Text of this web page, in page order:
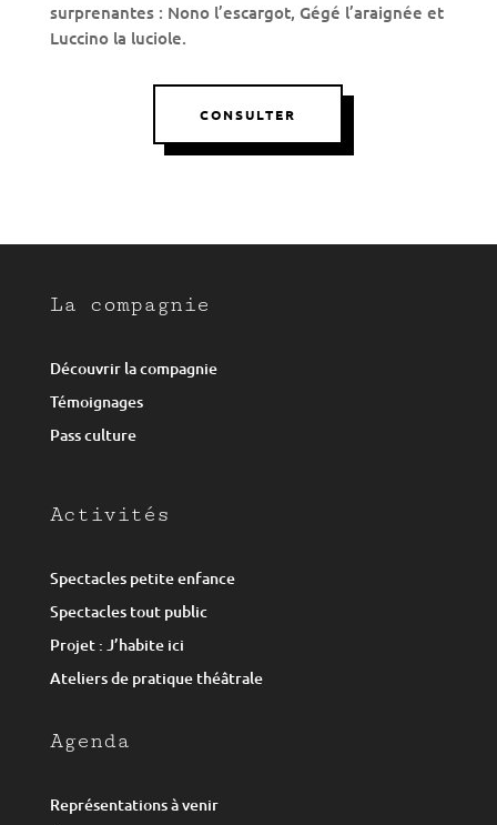
surprenantes : Nono l’escargot, Gégé l’araignée et
Luccino la luciole.
CONSULTER
La compagnie
Découvrir la compagnie
Témoignages
Pass culture
Activités
Spectacles petite enfance
Spectacles tout public
Projet : J’habite ici
Ateliers de pratique théâtrale
Agenda
Représentations à venir